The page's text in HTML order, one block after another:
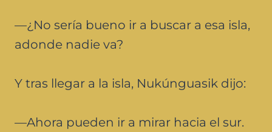
—¿No sería bueno ir a buscar a esa isla,
adonde nadie va?
Y tras llegar a la isla, Nukúnguasik dijo:
—Ahora pueden ir a mirar hacia el sur.